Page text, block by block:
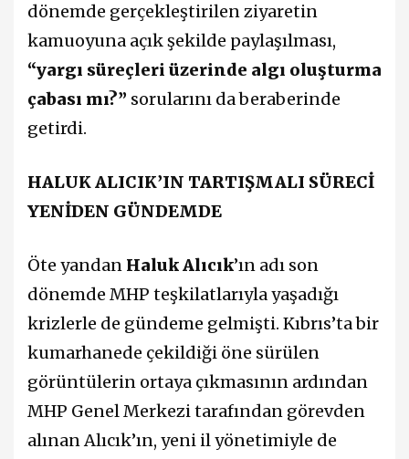
dönemde gerçekleştirilen ziyaretin
kamuoyuna açık şekilde paylaşılması,
“yargı süreçleri üzerinde algı oluşturma
çabası mı?” sorularını da beraberinde
getirdi.
HALUK ALICIK’IN TARTIŞMALI SÜRECİ
YENİDEN GÜNDEMDE
Öte yandan Haluk Alıcık’ın adı son
dönemde MHP teşkilatlarıyla yaşadığı
krizlerle de gündeme gelmişti. Kıbrıs’ta bir
kumarhanede çekildiği öne sürülen
görüntülerin ortaya çıkmasının ardından
MHP Genel Merkezi tarafından görevden
alınan Alıcık’ın, yeni il yönetimiyle de